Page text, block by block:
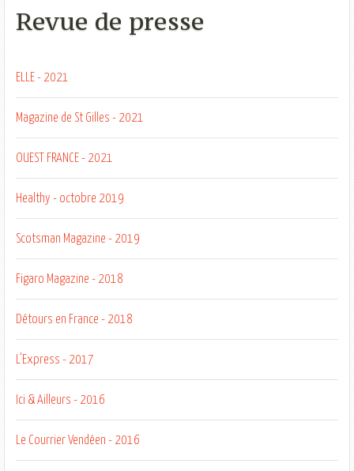
Revue de presse
ELLE - 2021
Magazine de St Gilles - 2021
OUEST FRANCE - 2021
Healthy - octobre 2019
Scotsman Magazine - 2019
Figaro Magazine - 2018
Détours en France - 2018
L'Express - 2017
Ici & Ailleurs - 2016
Le Courrier Vendéen - 2016